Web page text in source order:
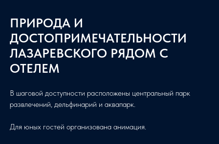
ПРИРОДА И
ДОСТОПРИМЕЧАТЕЛЬНОСТИ
ЛАЗАРЕВСКОГО РЯДОМ С
ОТЕЛЕМ
В шаговой доступности расположены центральный парк
развлечений, дельфинарий и аквапарк.
Для юных гостей организована анимация.